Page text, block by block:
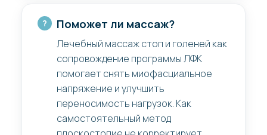
Поможет ли массаж?
Лечебный массаж стоп и голеней как
сопровождение программы ЛФК
помогает снять миофасциальное
напряжение и улучшить
переносимость нагрузок. Как
самостоятельный метод